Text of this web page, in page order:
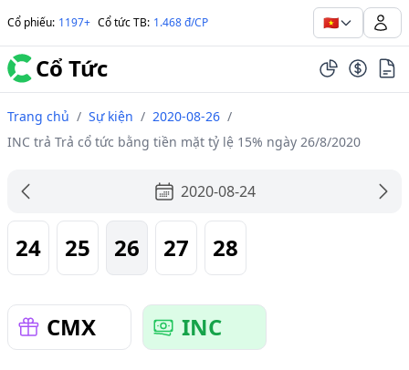
Cổ phiếu: 1197+ Cổ tức TB: 1.468 đ/CP 🇻🇳
Cổ Tức
Trang chủ / Sự kiện / 2020-08-26 /
INC trả Trả cổ tức bằng tiền mặt tỷ lệ 15% ngày 26/8/2020
2020-08-24
24 25 26 27 28
CMX
INC